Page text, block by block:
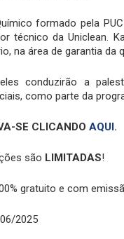
formado pela
técnico da Uniclean.
na área de garantia da
conduzirão a
como parte da
SE CLICANDOAQUI
são LIMITADAS!
gratuito e com
2025